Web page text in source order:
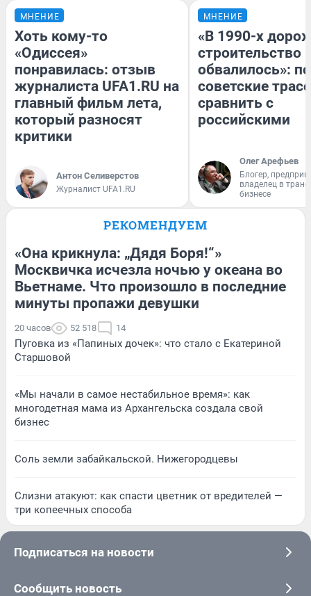
МНЕНИЕ
Хоть кому-то
«Одиссея»
понравилась: отзыв
журналиста UFA1.RU на
главный фильм лета,
который разносят
критики
Антон Селиверстов
Журналист UFA1.RU
МНЕНИЕ
«В 1990-х
строительство
обвалилось»:
советские
сравнить с
российскими
Олег Арефьев
Блогер,
владелец в
бизнесе
РЕКОМЕНДУЕМ
«Она крикнула: „Дядя Боря!“»
Москвичка исчезла ночью у океана во
Вьетнаме. Что произошло в последние
минуты пропажи девушки
20 часов 52 518 14
Пуговка из «Папиных дочек»: что стало с Екатериной
Старшовой
«Мы начали в самое нестабильное время»: как
многодетная мама из Архангельска создала свой
бизнес
Соль земли забайкальской. Нижегородцевы
Слизни атакуют: как спасти цветник от вредителей —
три копеечных способа
Подписаться на новости
Сообщить новость